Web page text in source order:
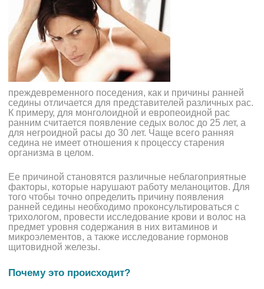
преждевременного поседения, как и причины ранней
седины отличается для представителей различных рас.
К примеру, для монголоидной и европеоидной рас
ранним считается появление седых волос до 25 лет, а
для негроидной расы до 30 лет. Чаще всего ранняя
седина не имеет отношения к процессу старения
организма в целом.
Ее причиной становятся различные неблагоприятные
факторы, которые нарушают работу меланоцитов. Для
того чтобы точно определить причину появления
ранней седины необходимо проконсультироваться с
трихологом, провести исследование крови и волос на
предмет уровня содержания в них витаминов и
микроэлементов, а также исследование гормонов
щитовидной железы.
Почему это происходит?